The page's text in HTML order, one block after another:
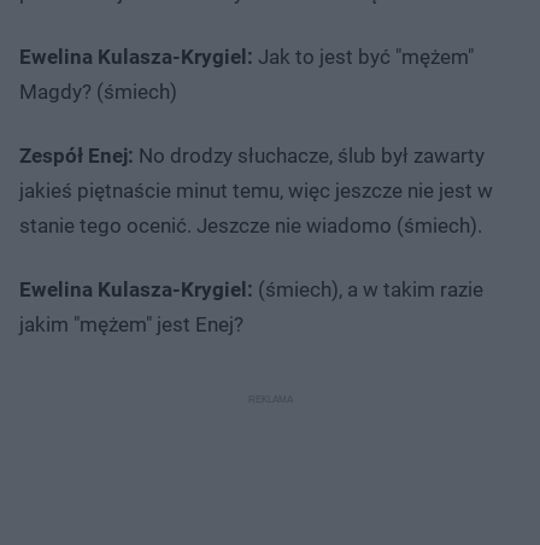
Ewelina Kulasza-Krygiel: Jak to jest być "mężem"
Magdy? (śmiech)
Zespół Enej: No drodzy słuchacze, ślub był zawarty
jakieś piętnaście minut temu, więc jeszcze nie jest w
stanie tego ocenić. Jeszcze nie wiadomo (śmiech).
Ewelina Kulasza-Krygiel: (śmiech), a w takim razie
jakim "mężem" jest Enej?